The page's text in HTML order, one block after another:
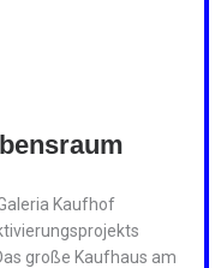
Kaufhof
große Kaufhaus am